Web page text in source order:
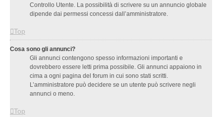
Controllo Utente. La possibilità di scrivere su un annuncio globale
dipende dai permessi concessi dall’amministratore.
Top
Cosa sono gli annunci?
Gli annunci contengono spesso informazioni importanti e
dovrebbero essere letti prima possibile. Gli annunci appaiono in
cima a ogni pagina del forum in cui sono stati scritti.
L’amministratore può decidere se un utente può scrivere negli
annunci o meno.
Top